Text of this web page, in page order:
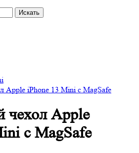
Apple iPhone 13 Mini c MagSafe
чехол Apple
c MagSafe